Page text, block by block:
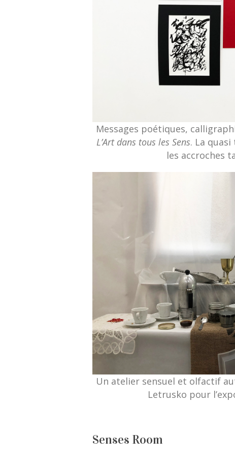
Messages poétiques,
L’Art dans tous les Sens. La
les accroches
Un atelier sensuel et olfactif
Letrusko pour
Senses Room